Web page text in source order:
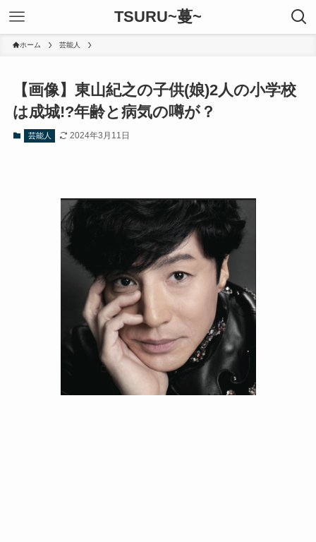
TSURU~蔓~
ホーム 芸能人
【画像】東山紀之の子供(娘)2人の小学校
は成城!?年齢と病気の噂が？
芸能人 2024年3月11日